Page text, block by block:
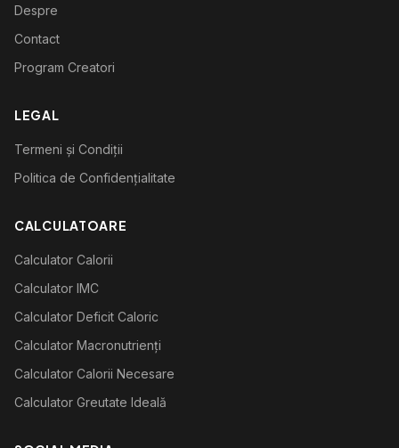
Despre
Contact
Program Creatori
LEGAL
Termeni și Condiții
Politica de Confidențialitate
CALCULATOARE
Calculator Calorii
Calculator IMC
Calculator Deficit Caloric
Calculator Macronutrienți
Calculator Calorii Necesare
Calculator Greutate Ideală